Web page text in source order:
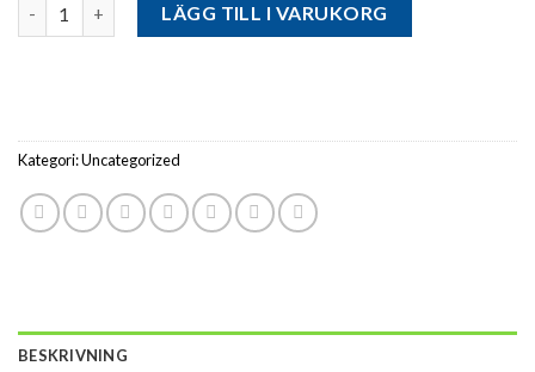
LÄGG TILL I VARUKORG
Kategori:Uncategorized
BESKRIVNING